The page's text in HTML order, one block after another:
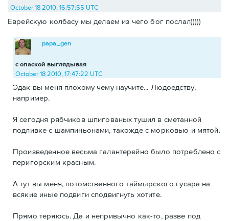
October 18 2010, 16:57:55 UTC
Еврейскую колбасу мы делаем из чего бог послал)))))
с опаской выглядывая
papa_gen
October 18 2010, 17:47:22 UTC
Эдак вы меня плохому чему научите... Людоедству,
например.
Я сегодня рябчиков шпигованых тушил в сметанной
подливке с шампиньонами, такожде с морковью и мятой.
Произведенное весьма галантерейно было потреблено с
перигорским красным.
А тут вы меня, потомственного таймырского гусара на
всякие иные подвиги сподвигнуть хотите.
Прямо теряюсь. Да и непривычно как-то, разве под